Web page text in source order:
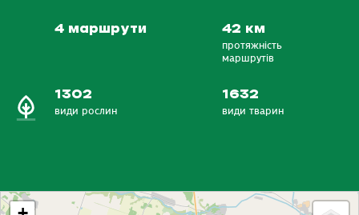
4 маршрути 42 км
протяжність
маршрутів
1302
види рослин
1632
види тварин